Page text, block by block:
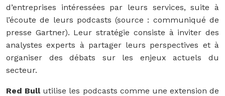
d’entreprises intéressées par leurs services, suite à
l’écoute de leurs podcasts (source : communiqué de
presse Gartner). Leur stratégie consiste à inviter des
analystes experts à partager leurs perspectives et à
organiser des débats sur les enjeux actuels du
secteur.
Red Bull utilise les podcasts comme une extension de